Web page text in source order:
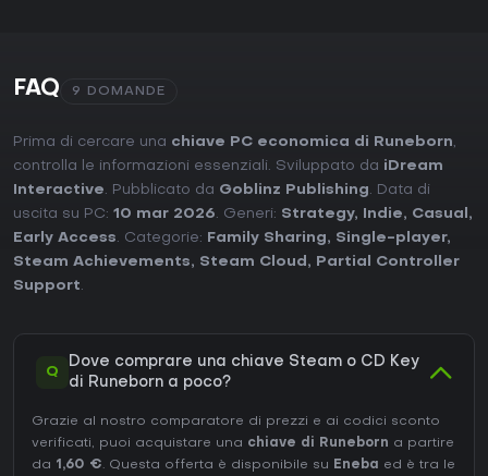
FAQ 9 DOMANDE
Prima di cercare una chiave PC economica di Runeborn,
controlla le informazioni essenziali. Sviluppato da iDream
Interactive. Pubblicato da Goblinz Publishing. Data di
uscita su PC: 10 mar 2026. Generi: Strategy, Indie, Casual ,
Early Access. Categorie: Family Sharing, Single-player,
Steam Achievements, Steam Cloud ,
Partial Controller
Support.
Q
Dove comprare una chiave Steam o CD Key
di Runeborn a poco?
Grazie al nostro comparatore di prezzi e ai codici sconto
verificati, puoi acquistare una chiave di Runeborn a partire
da 1,60 €. Questa offerta è disponibile su Eneba ed è tra le